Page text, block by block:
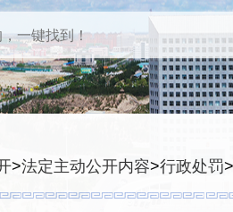
>法定主动公开内容>行政处罚>